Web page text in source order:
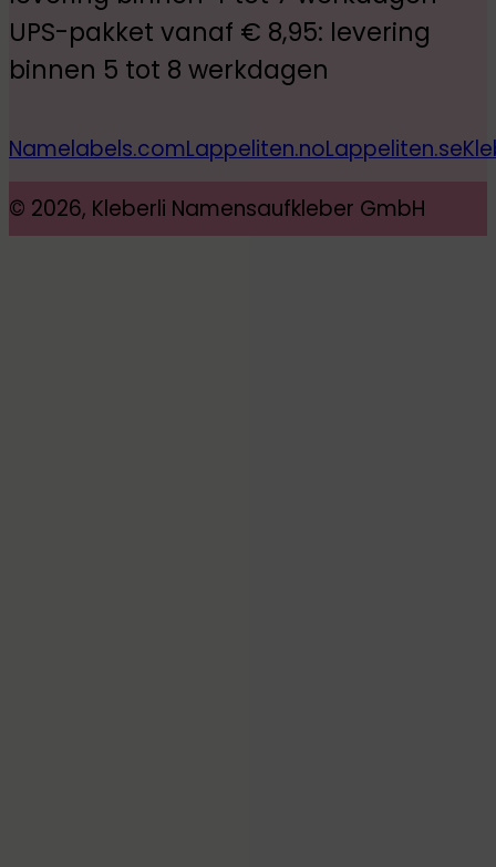
UPS-pakket vanaf € 8,95: levering
binnen 5 tot 8 werkdagen
Namelabels.comLappeliten.noLappeliten.se
© 2026, Kleberli Namensaufkleber GmbH